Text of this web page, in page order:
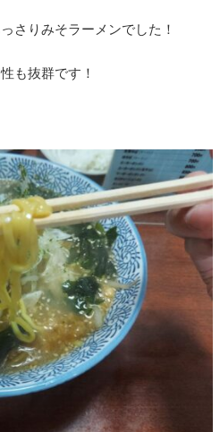
さりみそラーメンでした！
も抜群です！